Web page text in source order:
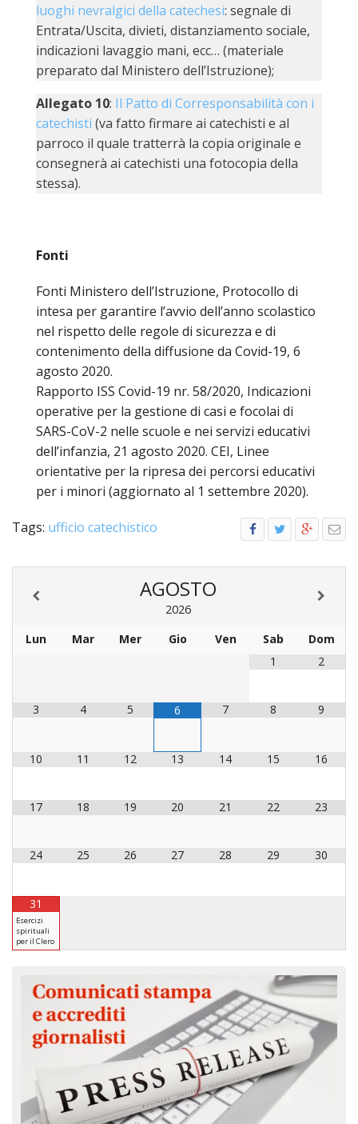
luoghi nevralgici della catechesi: segnale di
Entrata/Uscita, divieti, distanziamento sociale,
indicazioni lavaggio mani, ecc… (materiale
preparato dal Ministero dell’Istruzione);
Allegato 10: Il Patto di Corresponsabilità con i
catechisti (va fatto firmare ai catechisti e al
parroco il quale tratterrà la copia originale e
consegnerà ai catechisti una fotocopia della
stessa).
Fonti
Fonti Ministero dell’Istruzione, Protocollo di
intesa per garantire l’avvio dell’anno scolastico
nel rispetto delle regole di sicurezza e di
contenimento della diffusione da Covid-19, 6
agosto 2020.
Rapporto ISS Covid-19 nr. 58/2020, Indicazioni
operative per la gestione di casi e focolai di
SARS-CoV-2 nelle scuole e nei servizi educativi
dell’infanzia, 21 agosto 2020. CEI, Linee
orientative per la ripresa dei percorsi educativi
per i minori (aggiornato al 1 settembre 2020).
Tags: ufficio catechistico
AGOSTO
2026
Lun
Mar Mer Gio Ven Sab
Dom
1
2
3 4 5 6 7 8 9
10 11 12 13 14 15 16
17 18 19 20 21 22 23
24 25 26 27 28 29 30
31
Esercizi
spirituali
per il Clero